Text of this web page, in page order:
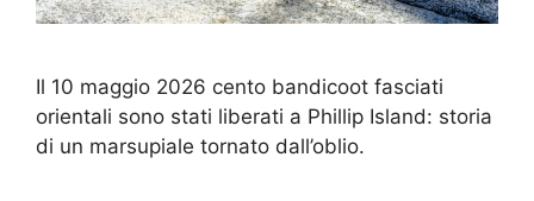
Il 10 maggio 2026 cento bandicoot fasciati
orientali sono stati liberati a Phillip Island: storia
di un marsupiale tornato dall’oblio.